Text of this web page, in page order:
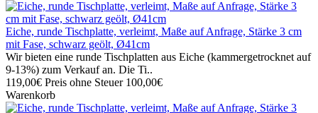
Eiche, runde Tischplatte, verleimt, Maße auf Anfrage, Stärke 3 cm
mit Fase, schwarz geölt, Ø41cm
Wir bieten eine runde Tischplatten aus Eiche (kammergetrocknet auf
9-13%) zum Verkauf an. Die Ti..
119,00€ Preis ohne Steuer 100,00€
Warenkorb